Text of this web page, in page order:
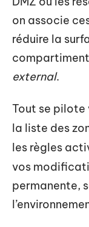
on associe
réduire la
external.
Tout se pilote
la liste des
les règles
vos
permanente,